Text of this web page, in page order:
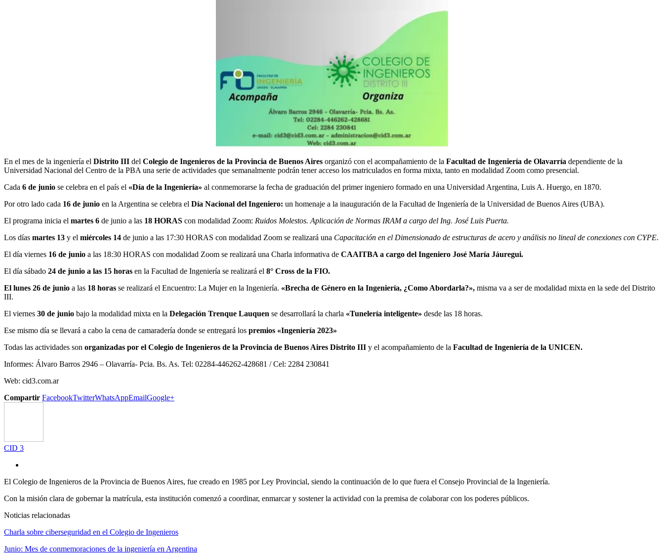
En el mes de la ingeniería el Distrito III del Colegio de Ingenieros de la Provincia de Buenos Aires organizó con el acompañamiento de la Facultad de Ingeniería de Olavarría dependiente de la
Universidad Nacional del Centro de la PBA una serie de actividades que semanalmente podrán tener acceso los matriculados en forma mixta, tanto en modalidad Zoom como presencial.
Cada 6 de junio se celebra en el país el «Día de la Ingeniería» al conmemorarse la fecha de graduación del primer ingeniero formado en una Universidad Argentina, Luis A. Huergo, en 1870.
Por otro lado cada 16 de junio en la Argentina se celebra el Día Nacional del Ingeniero: un homenaje a la inauguración de la Facultad de Ingeniería de la Universidad de Buenos Aires (UBA).
El programa inicia el martes 6 de junio a las 18 HORAS con modalidad Zoom: Ruidos Molestos. Aplicación de Normas IRAM a cargo del Ing. José Luis Puerta.
Los días martes 13 y el miércoles 14 de junio a las 17:30 HORAS con modalidad Zoom se realizará una Capacitación en el Dimensionado de estructuras de acero y análisis no lineal de conexiones con CYPE.
El día viernes 16 de junio a las 18:30 HORAS con modalidad Zoom se realizará una Charla informativa de CAAITBA a cargo del Ingeniero José María Jáuregui.
El día sábado 24 de junio a las 15 horas en la Facultad de Ingeniería se realizará el 8° Cross de la FIO.
El lunes 26 de junio a las 18 horas se realizará el Encuentro: La Mujer en la Ingeniería. «Brecha de Género en la Ingeniería, ¿Como Abordarla?», misma va a ser de modalidad mixta en la sede del Distrito
III.
El viernes 30 de junio bajo la modalidad mixta en la Delegación Trenque Lauquen se desarrollará la charla «Tunelería inteligente» desde las 18 horas.
Ese mismo día se llevará a cabo la cena de camaradería donde se entregará los premios «Ingeniería 2023»
Todas las actividades son organizadas por el Colegio de Ingenieros de la Provincia de Buenos Aires Distrito III y el acompañamiento de la Facultad de Ingeniería de la UNICEN.
Informes: Álvaro Barros 2946 – Olavarría- Pcia. Bs. As. Tel: 02284-446262-428681 / Cel: 2284 230841
Web: cid3.com.ar
Compartir FacebookTwitterWhatsAppEmailGoogle+
CID 3
El Colegio de Ingenieros de la Provincia de Buenos Aires, fue creado en 1985 por Ley Provincial, siendo la continuación de lo que fuera el Consejo Provincial de la Ingeniería.
Con la misión clara de gobernar la matrícula, esta institución comenzó a coordinar, enmarcar y sostener la actividad con la premisa de colaborar con los poderes públicos.
Noticias relacionadas
Charla sobre ciberseguridad en el Colegio de Ingenieros
Junio: Mes de conmemoraciones de la ingeniería en Argentina